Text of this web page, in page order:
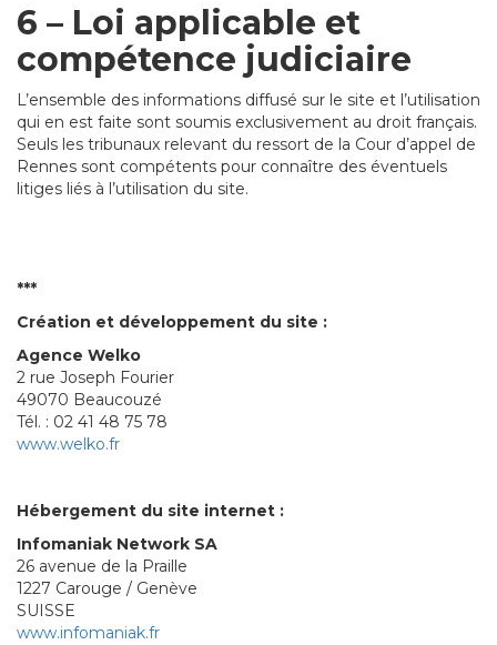
6 – Loi applicable et
compétence judiciaire
L’ensemble des informations diffusé sur le site et l’utilisation
qui en est faite sont soumis exclusivement au droit français.
Seuls les tribunaux relevant du ressort de la Cour d’appel de
Rennes sont compétents pour connaître des éventuels
litiges liés à l’utilisation du site.
***
Création et développement du site :
Agence Welko
2 rue Joseph Fourier
49070 Beaucouzé
Tél. : 02 41 48 75 78
www.welko.fr
Hébergement du site internet :
Infomaniak Network SA
26 avenue de la Praille
1227 Carouge / Genève
SUISSE
www.infomaniak.fr